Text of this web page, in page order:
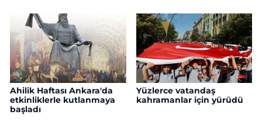
Ahilik Haftası Ankara'da
etkinliklerle kutlanmaya
başladı
Yüzlerce vatandaş
kahramanlar için yürüdü